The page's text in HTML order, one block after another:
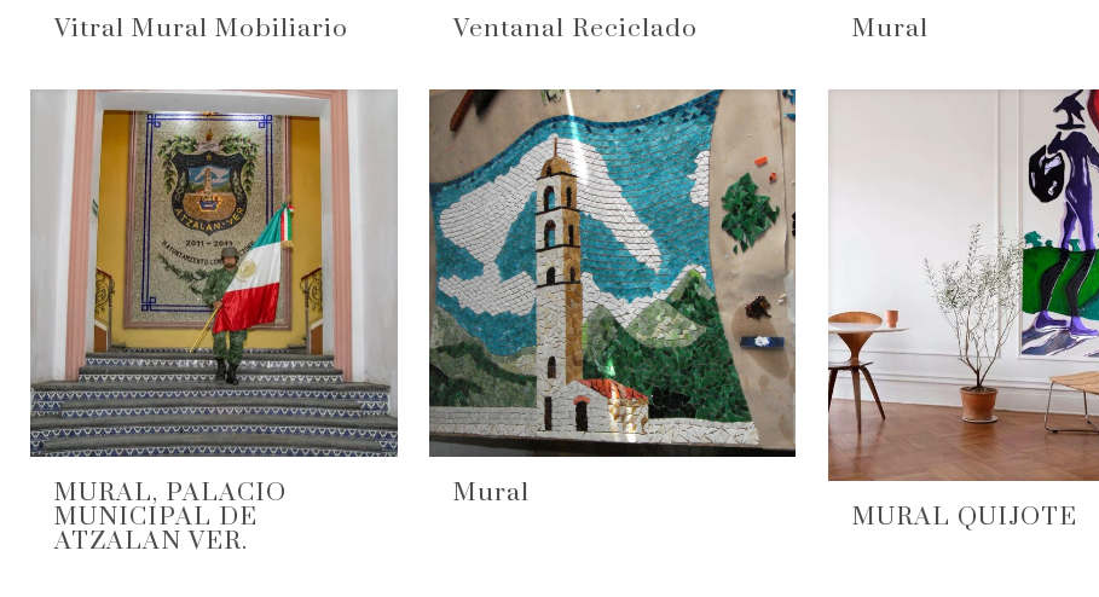
Vitral Mural Mobiliario Ventanal Reciclado Mural
MURAL, PALACIO
MUNICIPAL DE
ATZALAN VER.
Mural
MURAL QUIJOTE